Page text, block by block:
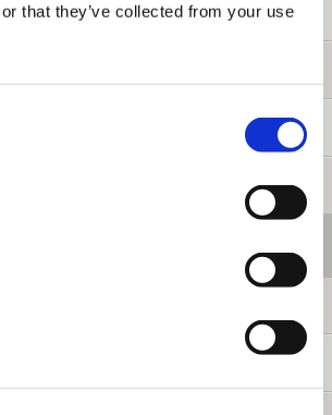
that they’ve collected from your use